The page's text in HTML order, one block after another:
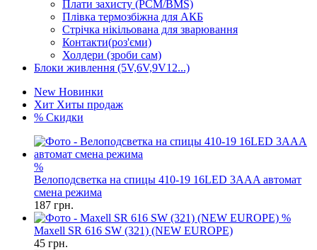
Плати захисту (PCM/BMS)
Плівка термозбіжна для АКБ
Стрічка нікільована для зварювання
Контакти(роз'єми)
Холдери (зроби сам)
Блоки живлення (5V,6V,9V12...)
New Новинки
Хит Хиты продаж
% Скидки
%
Велоподсветка на спицы 410-19 16LED 3AAA автомат
смена режима
187 грн.
%
Maxell SR 616 SW (321) (NEW EUROPE)
45 грн.